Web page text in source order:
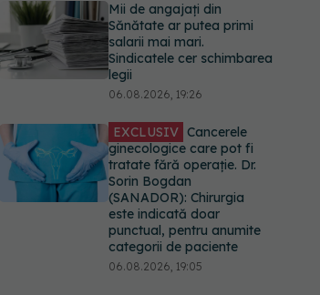
Mii de angajați din
Sănătate ar putea primi
salarii mai mari.
Sindicatele cer schimbarea
legii
06.08.2026, 19:26
EXCLUSIV Cancerele
ginecologice care pot fi
tratate fără operație. Dr.
Sorin Bogdan
(SANADOR): Chirurgia
este indicată doar
punctual, pentru anumite
categorii de paciente
06.08.2026, 19:05